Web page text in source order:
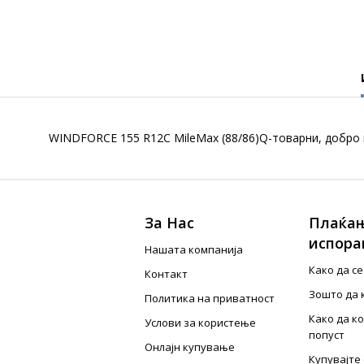
WINDFORCE 155 R12C MileMax (88/86)Q-товарни,
За Нас
Нашата компанија
Контакт
Политика на приватност
Услови за користење
Онлајн купување
Како да
Зошто да
Како да
попуст